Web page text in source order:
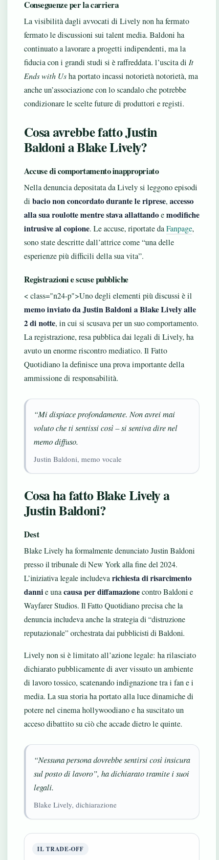
Conseguenze per la carriera
La visibilità dagli avvocati di Lively non ha fermato
fermato le discussioni sui talent media. Baldoni ha
continuato a lavorare a progetti indipendenti, ma la
fiducia con i grandi studi si è raffreddata. l’uscita di It
Ends with Usha portato incassi notorietà notorietà, ma
anche un’associazione con lo scandalo che potrebbe
condizionare le scelte future di produttori e registi.
Cosa avrebbe fatto Justin
Baldoni a Blake Lively?
Accuse di comportamento inappropriato
Nella denuncia depositata da Lively si leggono episodi
di bacio non concordato durante le riprese, accesso
alla sua roulotte mentre stava allattandoemodifiche
intrusive al copione. Le accuse, riportate daFanpage,
sono state descritte dall’attrice come “una delle
esperienze più difficili della sua vita”.
Registrazioni e scuse pubbliche
< class="n24-p">Uno degli elementi più discussi è il
memo inviato da Justin Baldoni a Blake Lively alle
2 di notte, in cui si scusava per un suo comportamento.
La registrazione, resa pubblica dai legali di Lively, ha
avuto un enorme riscontro mediatico. Il Fatto
Quotidiano la definisce una prova importante della
ammissione di responsabilità.
“Mi dispiace profondamente. Non avrei mai
voluto che ti sentissi così – si sentiva dire nel
memo diffuso.
Justin Baldoni, memo vocale
Cosa ha fatto Blake Lively a
Justin Baldoni?
Dest
Blake Lively ha formalmente denunciato Justin Baldoni
presso il tribunale di New York alla fine del 2024.
L’iniziativa legale includeva richiesta di risarcimento
dannie una causa per diffamazionecontro Baldoni e
Wayfarer Studios. Il Fatto Quotidiano precisa che la
denuncia includeva anche la strategia di “distruzione
reputazionale” orchestrata dai pubblicisti di Baldoni.
Lively non si è limitato all’azione legale: ha rilasciato
dichiarato pubblicamente di aver vissuto un ambiente
di lavoro tossico, scatenando indignazione tra i fan e i
media. La sua storia ha portato alla luce dinamiche di
potere nel cinema hollywoodiano e ha suscitato un
acceso dibattito su ciò che accade dietro le quinte.
“Nessuna persona dovrebbe sentirsi così insicura
sul posto di lavoro”, ha dichiarato tramite i suoi
legali.
Blake Lively, dichiarazione
IL TRADE-OFF